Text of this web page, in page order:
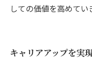
しての価値を高めてい
キャリアアップを実